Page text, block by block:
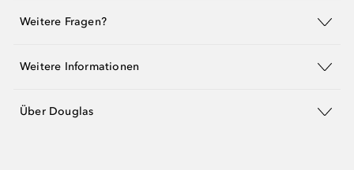
Weitere Fragen?
Weitere Informationen
Über Douglas